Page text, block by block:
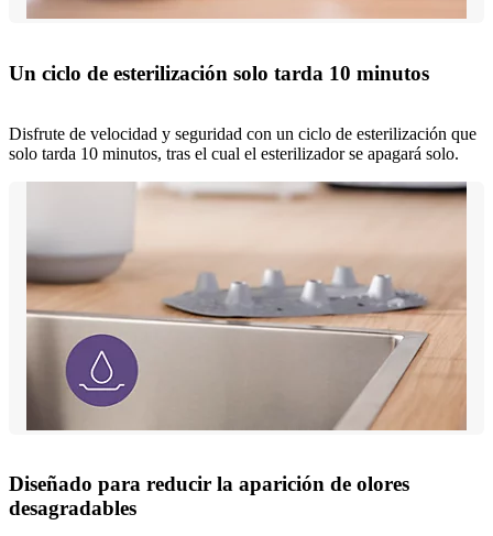
Un ciclo de esterilización solo tarda 10 minutos
Disfrute de velocidad y seguridad con un ciclo de esterilización que
solo tarda 10 minutos, tras el cual el esterilizador se apagará solo.
Diseñado para reducir la aparición de olores
desagradables